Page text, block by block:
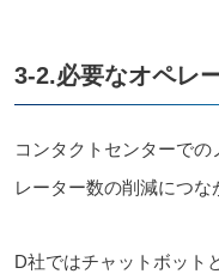
3-2.必要なオペレ
コンタクトセンターで
レーター数の削減につな
D社ではチャットボット